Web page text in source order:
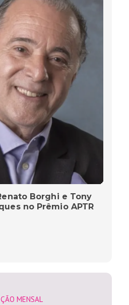
Borghi e Tony
no Prêmio APTR
MENSAL